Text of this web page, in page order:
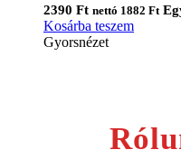
2390 Ft nettó 1882 Ft
Kosárba teszem
Gyorsnézet